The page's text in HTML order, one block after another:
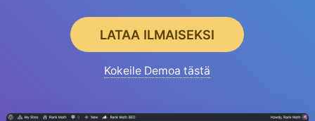
LATAA ILMAISEKSI
Kokeile Demoa tästä